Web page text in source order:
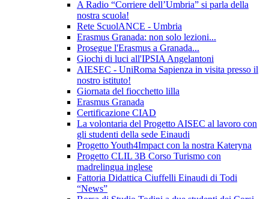
A Radio “Corriere dell’Umbria” si parla della
nostra scuola!
Rete ScuolANCE - Umbria
Erasmus Granada: non solo lezioni...
Prosegue l'Erasmus a Granada...
Giochi di luci all'IPSIA Angelantoni
AIESEC - UniRoma Sapienza in visita presso il
nostro istituto!
Giornata del fiocchetto lilla
Erasmus Granada
Certificazione CIAD
La volontaria del Progetto AISEC al lavoro con
gli studenti della sede Einaudi
Progetto Youth4Impact con la nostra Kateryna
Progetto CLIL 3B Corso Turismo con
madrelingua inglese
Fattoria Didattica Ciuffelli Einaudi di Todi
“News”